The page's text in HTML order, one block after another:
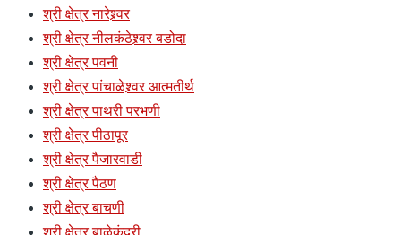
श्री क्षेत्र नारेश्र्वर
श्री क्षेत्र नीलकंठेश्र्वर बडोदा
श्री क्षेत्र पवनी
श्री क्षेत्र पांचाळेश्र्वर आत्मतीर्थ
श्री क्षेत्र पाथरी परभणी
श्री क्षेत्र पीठापूर
श्री क्षेत्र पैजारवाडी
श्री क्षेत्र पैठण
श्री क्षेत्र बाचणी
श्री क्षेत्र बाळेकुंद्री